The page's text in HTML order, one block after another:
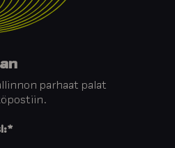
parhaat palat
*